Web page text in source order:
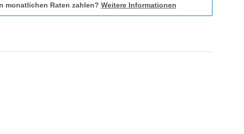
monatlichen Raten zahlen? Weitere Informationen